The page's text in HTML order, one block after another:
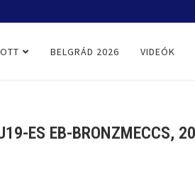
BELGRÁD 2026 VIDEÓK
ES EB-BRONZMECCS,